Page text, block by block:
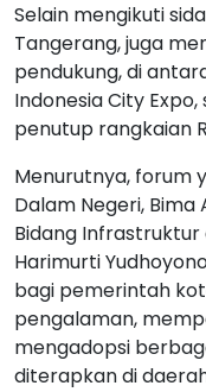
Selain mengikuti
Tangerang, juga
pendukung, di
Indonesia City
penutup rangkaian
Menurutnya, forum
Dalam Negeri,
Bidang Infrastruktur
Harimurti
bagi pemerintah
pengalaman,
mengadopsi
diterapkan di